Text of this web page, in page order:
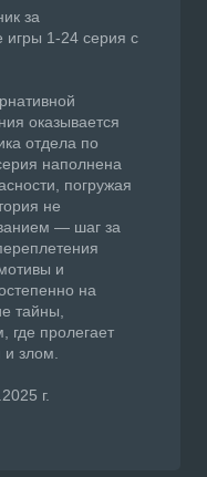
за
1-24 серия с
оказывается
отдела по
наполнена
погружая
не
— шаг за
и
на
тайны,
где пролегает
и злом.
г.